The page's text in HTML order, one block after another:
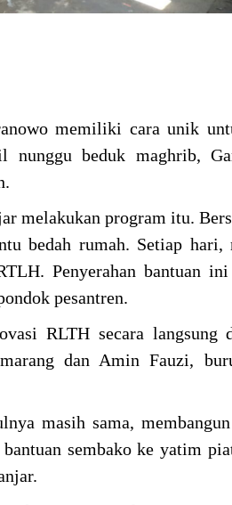
memiliki cara unik
nunggu beduk maghrib,
melakukan program itu.
bedah rumah. Setiap
Penyerahan bantuan
pesantren.
RLTH secara langsung
dan Amin Fauzi,
masih sama,
sembako ke yatim